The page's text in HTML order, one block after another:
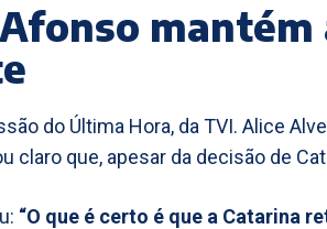
mantém
do Última Hora, da TVI. Alice
claro que, apesar da decisão de
“O que é certo é que a Catarina